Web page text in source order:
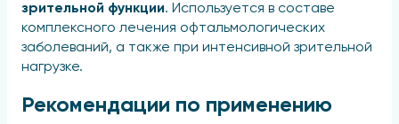
зрительной функции. Используется в составе
комплексного лечения офтальмологических
заболеваний, а также при интенсивной зрительной
нагрузке.
Рекомендации по применению